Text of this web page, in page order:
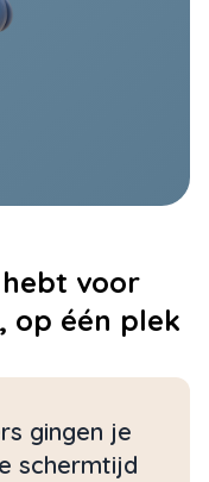
voor
op één plek
gingen je
schermtijd